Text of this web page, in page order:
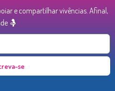
e compartilhar vivências. Afinal,
🤱
se